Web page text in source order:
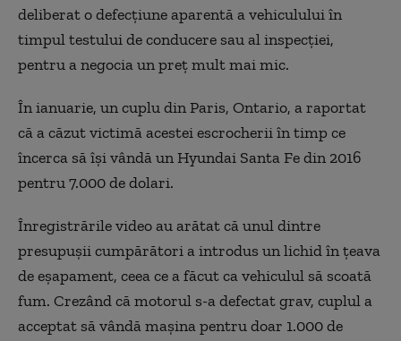
deliberat o defecţiune aparentă a vehiculului în
timpul testului de conducere sau al inspecţiei,
pentru a negocia un preţ mult mai mic.
În ianuarie, un cuplu din Paris, Ontario, a raportat
că a căzut victimă acestei escrocherii în timp ce
încerca să îşi vândă un Hyundai Santa Fe din 2016
pentru 7.000 de dolari.
Înregistrările video au arătat că unul dintre
presupuşii cumpărători a introdus un lichid în ţeava
de eşapament, ceea ce a făcut ca vehiculul să scoată
fum. Crezând că motorul s-a defectat grav, cuplul a
acceptat să vândă maşina pentru doar 1.000 de